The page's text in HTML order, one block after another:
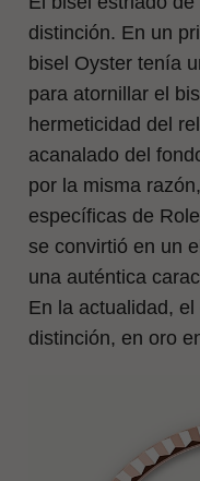
distinción. En un
bisel Oyster tenía
para atornillar el
hermeticidad del
acanalado del
por la misma
específicas de
se convirtió en un
una auténtica
En la actualidad,
distinción, en oro